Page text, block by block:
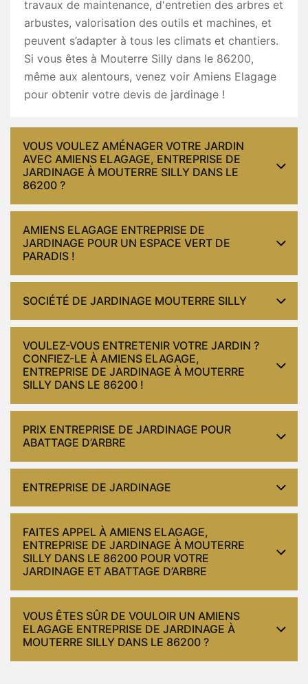
travaux de maintenance, d'entretien des arbres et
arbustes, valorisation des outils et machines, et
peuvent s’adapter à tous les climats et chantiers.
Si vous êtes à Mouterre Silly dans le 86200,
même aux alentours, venez voir Amiens Elagage
pour obtenir votre devis de jardinage !
VOUS VOULEZ AMÉNAGER VOTRE JARDIN
AVEC AMIENS ELAGAGE, ENTREPRISE DE
JARDINAGE À MOUTERRE SILLY DANS LE
86200 ?
AMIENS ELAGAGE ENTREPRISE DE
JARDINAGE POUR UN ESPACE VERT DE
PARADIS !
SOCIÉTÉ DE JARDINAGE MOUTERRE SILLY
VOULEZ-VOUS ENTRETENIR VOTRE JARDIN ?
CONFIEZ-LE À AMIENS ELAGAGE,
ENTREPRISE DE JARDINAGE À MOUTERRE
SILLY DANS LE 86200 !
PRIX ENTREPRISE DE JARDINAGE POUR
ABATTAGE D’ARBRE
ENTREPRISE DE JARDINAGE
FAITES APPEL À AMIENS ELAGAGE,
ENTREPRISE DE JARDINAGE À MOUTERRE
SILLY DANS LE 86200 POUR VOTRE
JARDINAGE ET ABATTAGE D’ARBRE
VOUS ÊTES SÛR DE VOULOIR UN AMIENS
ELAGAGE ENTREPRISE DE JARDINAGE À
MOUTERRE SILLY DANS LE 86200 ?